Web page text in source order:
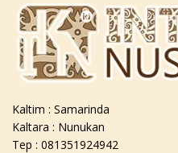
Kaltim : Samarinda
Kaltara : Nunukan
Tep : 081351924942